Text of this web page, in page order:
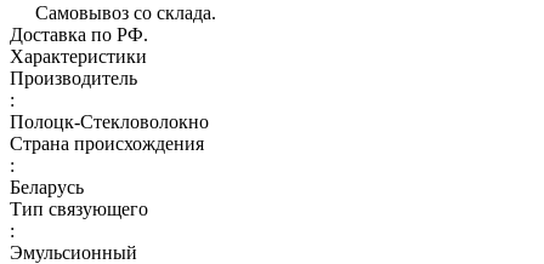
Самовывоз со склада.
Доставка по РФ.
Характеристики
Производитель
:
Полоцк-Стекловолокно
Страна происхождения
:
Беларусь
Тип связующего
:
Эмульсионный